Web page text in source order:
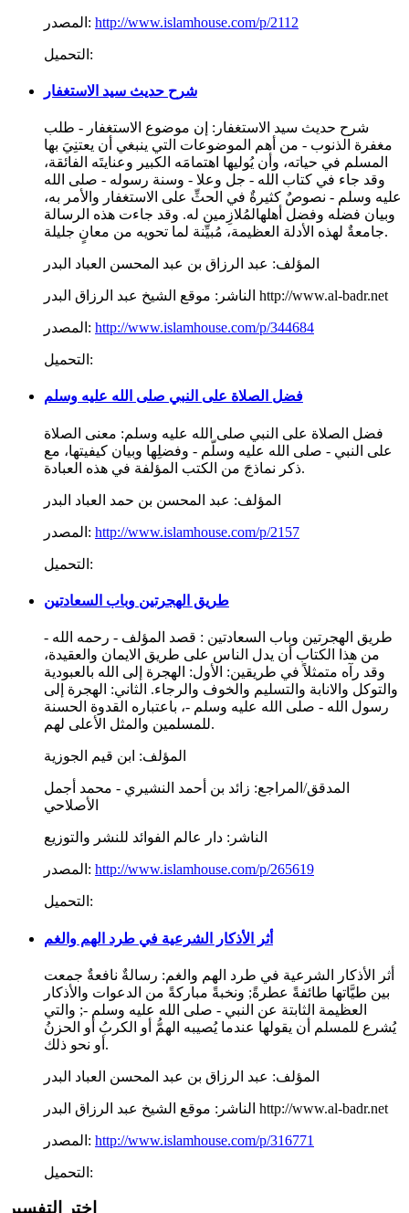
المصدر: http://www.islamhouse.com/p/2112
التحميل:
شرح حديث سيد الاستغفار
شرح حديث سيد الاستغفار: إن موضوع الاستغفار - طلب
مغفرة الذنوب - من أهم الموضوعات التي ينبغي أن يعتنِيَ بها
المسلم في حياته، وأن يُوليها اهتمامَه الكبير وعنايتَه الفائقة،
وقد جاء في كتاب الله - جل وعلا - وسنة رسوله - صلى الله
عليه وسلم - نصوصٌ كثيرةٌ في الحثِّ على الاستغفار والأمر به،
وبيان فضله وفضل أهلهالمُلازِمين له. وقد جاءت هذه الرسالة
جامعةٌ لهذه الأدلة العظيمة، مُبيِّنة لما تحويه من معانٍ جليلة.
المؤلف: عبد الرزاق بن عبد المحسن العباد البدر
الناشر: موقع الشيخ عبد الرزاق البدر http://www.al-badr.net
المصدر: http://www.islamhouse.com/p/344684
التحميل:
فضل الصلاة على النبي صلى الله عليه وسلم
فضل الصلاة على النبي صلى الله عليه وسلم: معنى الصلاة
على النبي - صلى الله عليه وسلّم - وفضلِها وبيان كيفيتها، مع
ذكر نماذجَ من الكتب المؤلفة في هذه العبادة.
المؤلف: عبد المحسن بن حمد العباد البدر
المصدر: http://www.islamhouse.com/p/2157
التحميل:
طريق الهجرتين وباب السعادتين
طريق الهجرتين وباب السعادتين : قصد المؤلف - رحمه الله -
من هذا الكتاب أن يدل الناس على طريق الايمان والعقيدة،
وقد رآه متمثلاً في طريقين: الأول: الهجرة إلى الله بالعبودية
والتوكل والانابة والتسليم والخوف والرجاء. الثاني: الهجرة إلى
رسول الله - صلى الله عليه وسلم -، باعتباره القدوة الحسنة
للمسلمين والمثل الأعلى لهم.
المؤلف: ابن قيم الجوزية
المدقق/المراجع: زائد بن أحمد النشيري - محمد أجمل
الأصلاحي
الناشر: دار عالم الفوائد للنشر والتوزيع
المصدر: http://www.islamhouse.com/p/265619
التحميل:
أثر الأذكار الشرعية في طرد الهم والغم
أثر الأذكار الشرعية في طرد الهم والغم: رسالةٌ نافعةٌ جمعت
بين طيَّاتها طائفةً عطرةً; ونخبةً مباركةً من الدعوات والأذكار
العظيمة الثابتة عن النبي - صلى الله عليه وسلم -; والتي
يُشرع للمسلم أن يقولها عندما يُصيبه الهمُّ أو الكربُ أو الحزنُ
أو نحو ذلك.
المؤلف: عبد الرزاق بن عبد المحسن العباد البدر
الناشر: موقع الشيخ عبد الرزاق البدر http://www.al-badr.net
المصدر: http://www.islamhouse.com/p/316771
التحميل:
اختر التفسير